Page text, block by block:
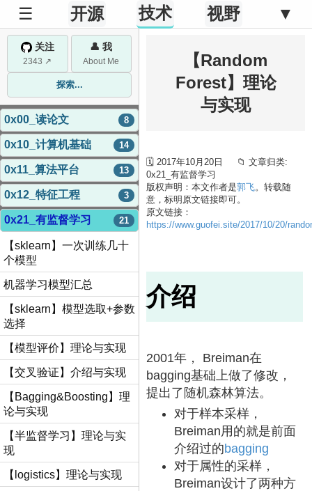
☰ 开源 技术 视野 ▼
关注
2343 ↗
👤 我
About Me
探索...
0x00_读论文 8
0x10_计算机基础 14
0x11_算法平台 13
0x12_特征工程 3
0x21_有监督学习 21
【sklearn】一次训练几十
个模型
机器学习模型汇总
【sklearn】模型选取+参数
选择
【模型评价】理论与实现
【交叉验证】介绍与实现
【Bagging&Boosting】理
论与实现
【半监督学习】理论与实
现
【logistics】理论与实现
【Random
Forest】理论
与实现
🗓 2017年10月20日 📁 文章归类:
0x21_有监督学习
版权声明：本文作者是郭飞。转载随
意，标明原文链接即可。
原文链接：
https://www.guofei.site/2017/10/20/
介绍
2001年， Breiman在
bagging基础上做了修改，
提出了随机森林算法。
对于样本采样，
Breiman用的就是前面
介绍过的bagging
对于属性的采样，
Breiman设计了两种方